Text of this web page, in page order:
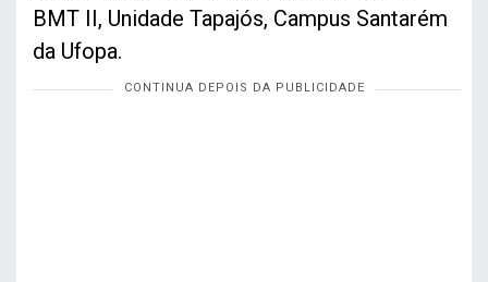
BMT II, Unidade Tapajós, Campus Santarém
da Ufopa.